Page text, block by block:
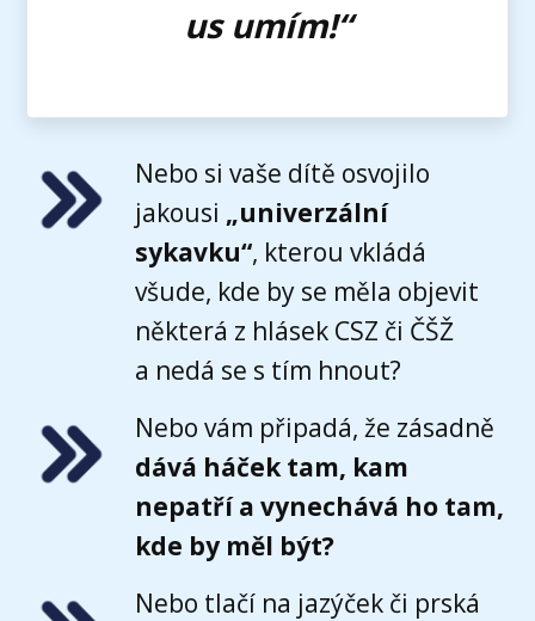
us umím!“
Nebo si vaše dítě osvojilo
jakousi „univerzální
sykavku“, kterou vkládá
všude, kde by se měla objevit
některá z hlásek CSZ či ČŠŽ
a nedá se s tím hnout?
Nebo vám připadá, že zásadně
dává háček tam, kam
nepatří a vynechává ho tam,
kde by měl být?
Nebo tlačí na jazýček či prská